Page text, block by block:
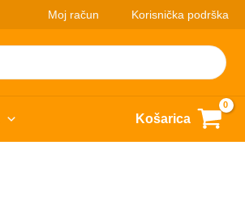
Moj račun Korisnička podrška
Košarica